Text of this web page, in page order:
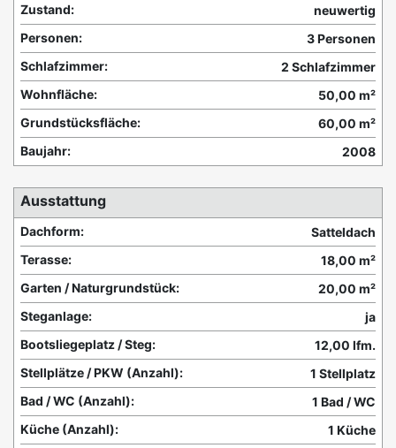
Zustand:
neuwertig
Personen:
3 Personen
Schlafzimmer:
2 Schlafzimmer
Wohnfläche:
50,00 m²
Grundstücksfläche:
60,00 m²
Baujahr:
2008
Ausstattung
Dachform:
Satteldach
Terasse:
18,00 m²
Garten / Naturgrundstück:
20,00 m²
Steganlage:
ja
Bootsliegeplatz / Steg:
12,00 lfm.
Stellplätze / PKW (Anzahl):
1 Stellplatz
Bad / WC (Anzahl):
1 Bad / WC
Küche (Anzahl):
1 Küche